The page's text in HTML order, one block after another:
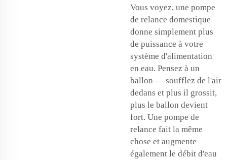
Vous voyez, une pompe
de relance domestique
donne simplement plus
de puissance à votre
système d'alimentation
en eau. Pensez à un
ballon — soufflez de l'air
dedans et plus il grossit,
plus le ballon devient
fort. Une pompe de
relance fait la même
chose et augmente
également le débit d'eau